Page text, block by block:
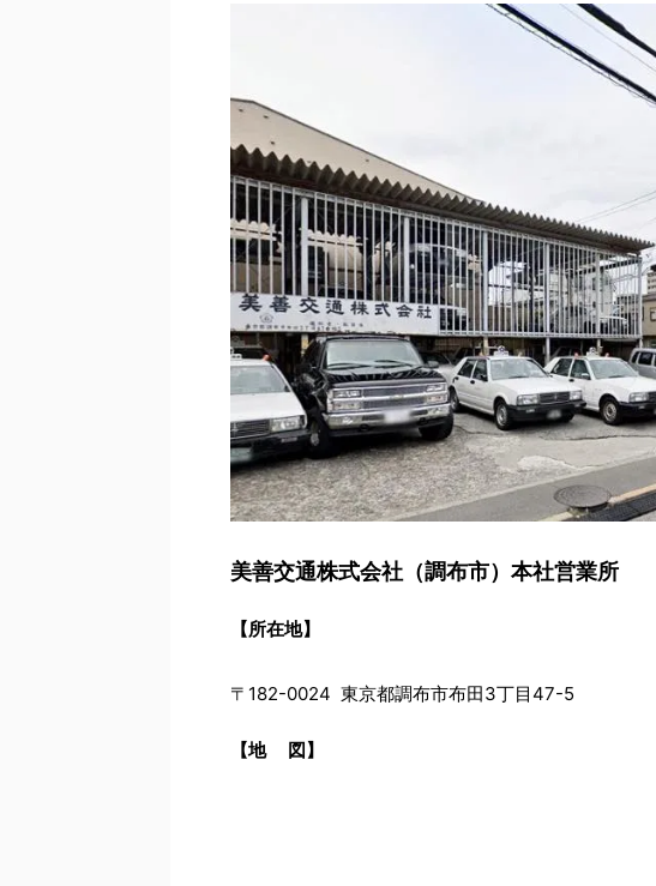
美善交通株式会社（調布市）本社営業所
【所在地】
〒182-0024 東京都調布市布田3丁目47-5
【地 図】